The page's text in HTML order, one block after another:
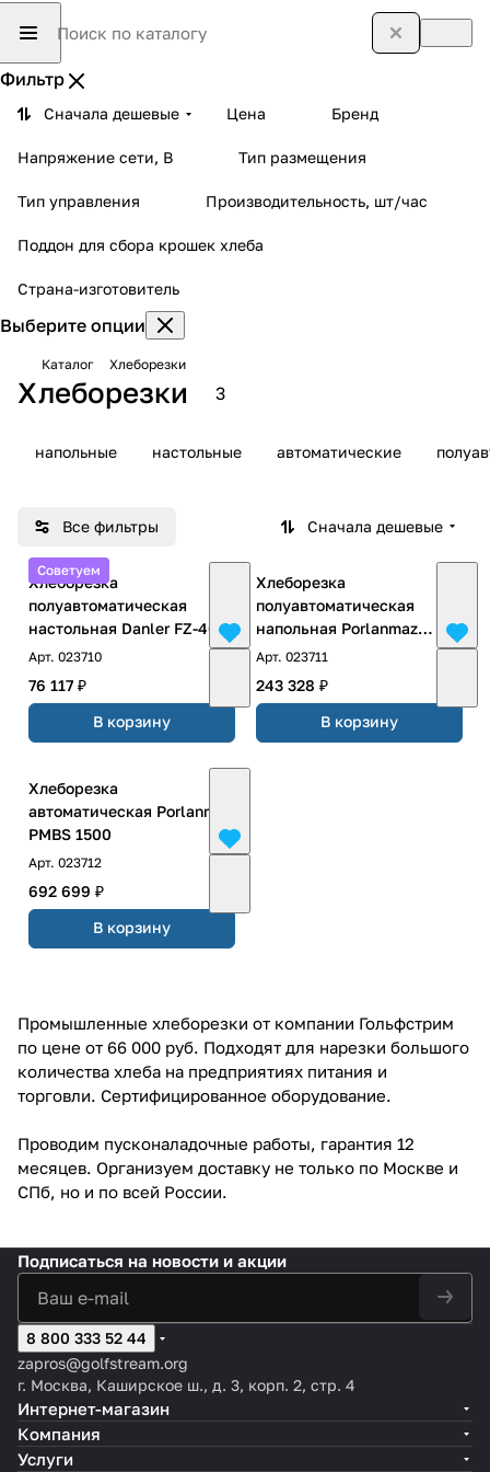
Фильтр
Сначала дешевые Цена Бренд
Напряжение сети, В Тип размещения
Тип управления Производительность, шт/час
Поддон для сбора крошек хлеба
Страна-изготовитель
Выберите опции
Каталог Хлеборезки
Хлеборезки 3
напольные настольные автоматические
Все фильтры Сначала дешевые
Советуем
Хлеборезка
полуавтоматическая
настольная Danler FZ-400
Арт. 023710
76 117 ₽
В корзину
Хлеборезка
полуавтоматическая
напольная Porlanmaz
PMBS 500
Арт. 023711
243 328 ₽
В корзину
Хлеборезка
автоматическая Porlanmaz
PMBS 1500
Арт. 023712
692 699 ₽
В корзину
Промышленные хлеборезки от компании Гольфстрим
по цене от 66 000 руб. Подходят для нарезки большого
количества хлеба на предприятиях питания и
торговли. Сертифицированное оборудование.
Проводим пусконаладочные работы, гарантия 12
месяцев. Организуем доставку не только по Москве и
СПб, но и по всей России.
Подписаться на новости и акции
8 800 333 52 44
zapros@golfstream.org
г. Москва, Каширское ш., д. 3, корп. 2, стр. 4
Интернет-магазин
Компания
Услуги